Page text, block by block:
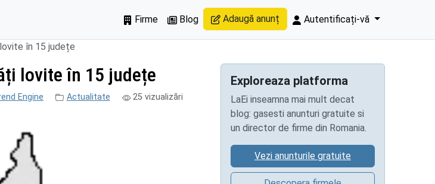
Firme
Blog Adaugă anunț Autentificați-vă
în 15 județe
lovite în 15 județe
Engine Actualitate 25vizualizări
Exploreaza platforma
LaEi inseamna mai mult decat
blog: gasesti anunturi gratuite si
un director de firme din Romania.
Vezi anunturile gratuite